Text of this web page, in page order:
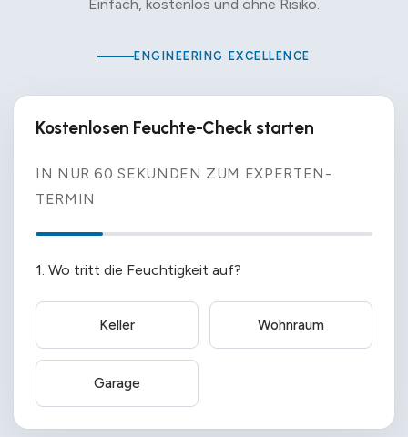
Einfach, kostenlos und ohne Risiko.
ENGINEERING EXCELLENCE
Kostenlosen Feuchte-Check starten
IN NUR 60 SEKUNDEN ZUM EXPERTEN-
TERMIN
1. Wo tritt die Feuchtigkeit auf?
Keller Wohnraum
Garage